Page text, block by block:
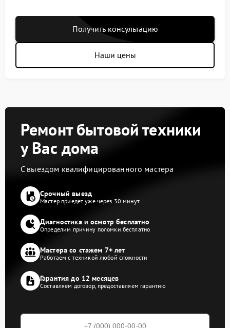
Получить консультацию
Наши цены
Ремонт бытовой техники
у Вас дома
С выездом квалифицированного мастера
Срочный выезд
Мастер приедет уже через 30 минут
Диагностика и осмотр бесплатно
Определим причину поломки бесплатно
Мастера со стажем 7+ лет
Работаем с техникой любой сложности
Гарантия до 12 месяцев
Составляем договор, предоставляем гарантию